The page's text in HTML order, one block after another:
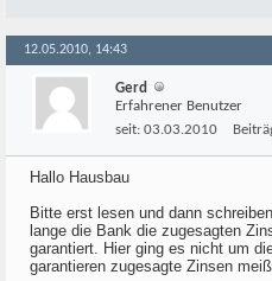
12.05.2010, 14:43
Gerd
Erfahrener Benutzer
seit: 03.03.2010
Hallo Hausbau
Bitte erst lesen und dann
lange die Bank die zugesagten
garantiert. Hier ging es nicht um
garantieren zugesagte Zinsen